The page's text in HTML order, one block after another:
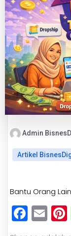
Admin
Artikel
Bantu Orang